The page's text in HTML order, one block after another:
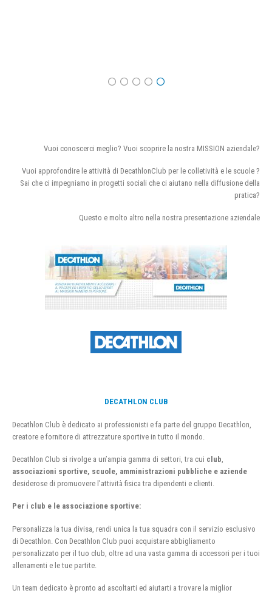
Vuoi conoscerci meglio? Vuoi scoprire la nostra MISSION aziendale?
Vuoi approfondire le attività di DecathlonClub per le colletività e le scuole ?
Sai che ci impegniamo in progetti sociali che ci aiutano nella diffusione della
pratica?
Questo e molto altro nella nostra presentazione aziendale
DECATHLON CLUB
Decathlon Club è dedicato ai professionisti e fa parte del gruppo Decathlon,
creatore e fornitore di attrezzature sportive in tutto il mondo.
Decathlon Club si rivolge a un’ampia gamma di settori, tra cui club
associazioni sportive, scuole, amministrazioni pubbliche e aziende
desiderose di promuovere l’attività fisica tra dipendenti e clienti.
Per i club e le associazione sportive:
Personalizza la tua divisa, rendi unica la tua squadra con il servizio esclusivo
di Decathlon. Con Decathlon Club puoi acquistare abbigliamento
personalizzato per il tuo club, oltre ad una vasta gamma di accessori per i tuoi
allenamenti e le tue partite.
Un team dedicato è pronto ad ascoltarti ed aiutarti a trovare la miglior